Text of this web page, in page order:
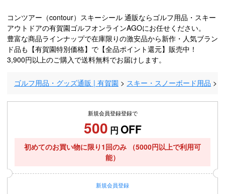
コンツアー（contour）スキーシール 通販ならゴルフ用品・スキー
アウトドアの有賀園ゴルフオンラインAGOにお任せください。
豊富な商品ラインナップで在庫限りの激安品から新作・人気ブラン
ド品も【有賀園特別価格】で【全品ポイント還元】販売中！
3,900円以上のご購入で送料無料でお届けします。
ゴルフ用品・グッズ通販 | 有賀園 スキー・スノーボード用品
新規会員登録登録で
500 円 OFF
初めてのお買い物に限り1回のみ
（5000円以上で利用可
能）
新規会員登録